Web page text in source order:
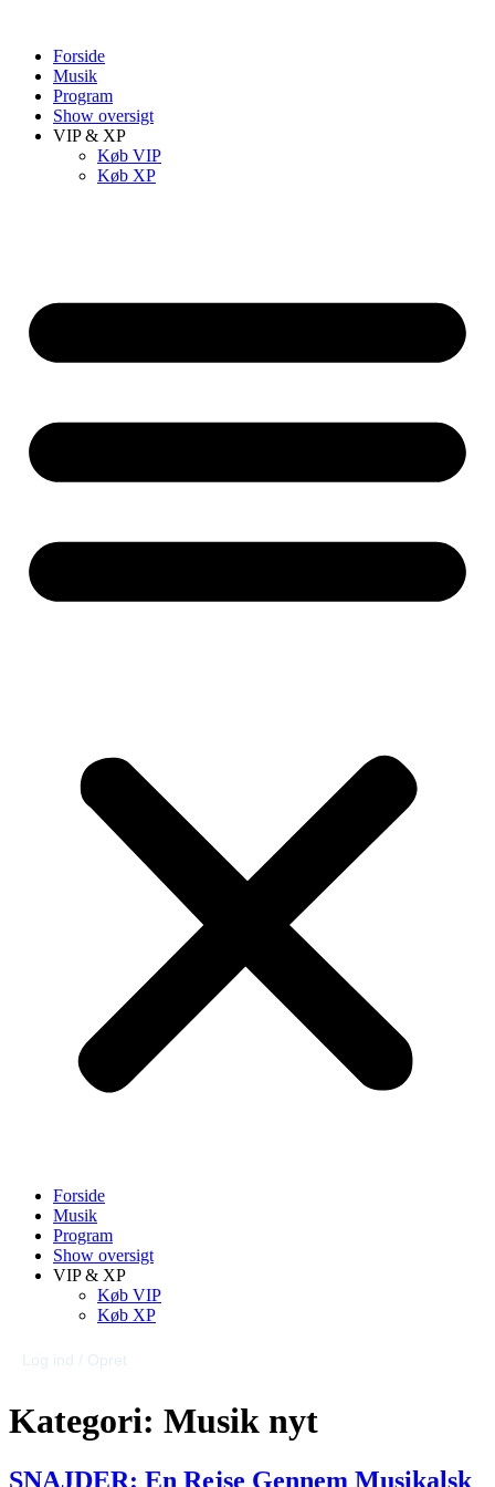
indholdForside
Musik
Program
Show oversigt
VIP & XP
Køb VIP
Køb XP
Forside
Musik
Program
Show oversigt
VIP & XP
Køb VIP
Køb XP
Log ind / Opret
Kategori: Musik nyt
SNAJDER: En Rejse Gennem Musikalsk